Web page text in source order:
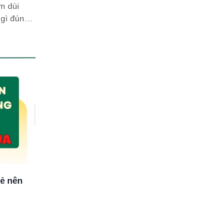
dùi
đúng
nên